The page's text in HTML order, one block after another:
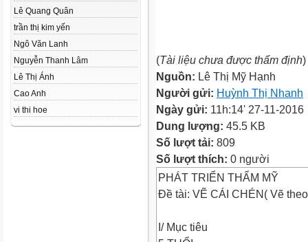
Lê Quang Quân
trần thị kim yến
Ngô Văn Lanh
Nguyễn Thanh Lâm
Lê Thị Ánh
Cao Anh
vi thi hoe
(Tài liệu chưa được thẩm định)
Nguồn: Lê Thị Mỹ Hạnh
Người gửi: Huỳnh Thị Nhanh
Ngày gửi: 11h:14' 27-11-2016
Dung lượng: 45.5 KB
Số lượt tải: 809
Số lượt thích: 0 người
PHÁT TRIỂN THẨM MỸ
Đề tài: VẼ CÁI CHÉN( Vẽ
I/ Mục tiêu